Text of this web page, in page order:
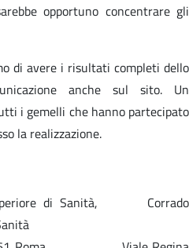
opportuno concentrare gli
di avere i risultati completi dello
anche sul sito. Un
i gemelli che hanno partecipato
la realizzazione.
di Sanità, Corrado